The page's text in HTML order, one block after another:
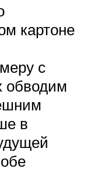
картоне
с
обводим
в